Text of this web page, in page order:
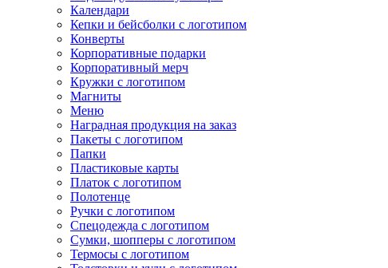
Календари
Кепки и бейсболки с логотипом
Конверты
Корпоративные подарки
Корпоративный мерч
Кружки с логотипом
Магниты
Меню
Наградная продукция на заказ
Пакеты с логотипом
Папки
Пластиковые карты
Платок с логотипом
Полотенце
Ручки с логотипом
Спецодежда с логотипом
Сумки, шопперы с логотипом
Термосы с логотипом